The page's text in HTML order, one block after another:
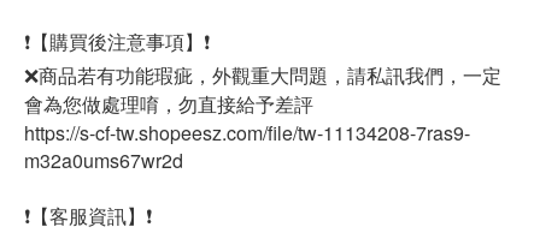
❗【購買後注意事項】❗
❌商品若有功能瑕疵，外觀重大問題，請私訊我們，一定
會為您做處理唷，勿直接給予差評
https://s-cf-tw.shopeesz.com/file/tw-11134208-7ras9-
m32a0ums67wr2d
❗【客服資訊】❗